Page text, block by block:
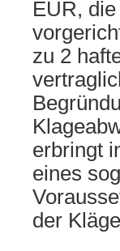
EUR,
zu 2
erbringt
eines
der